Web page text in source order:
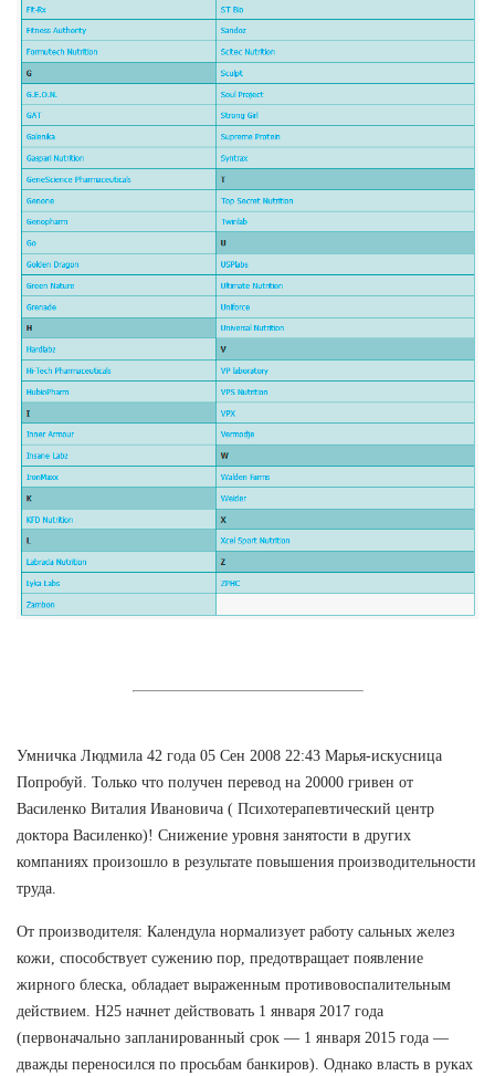
Умничка Людмила 42 года 05 Сен 2008 22:43 Марья-искусница
Попробуй. Только что получен перевод на 20000 гривен от
Василенко Виталия Ивановича ( Психотерапевтический центр
доктора Василенко)! Снижение уровня занятости в других
компаниях произошло в результате повышения производительности
труда.
От производителя: Календула нормализует работу сальных желез
кожи, способствует сужению пор, предотвращает появление
жирного блеска, обладает выраженным противовоспалительным
действием. Н25 начнет действовать 1 января 2017 года
(первоначально запланированный срок — 1 января 2015 года —
дважды переносился по просьбам банкиров). Однако власть в руках